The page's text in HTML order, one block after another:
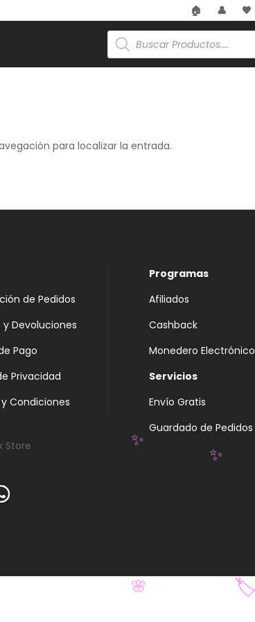
🏠 👤 🖤
Búsqueda
de
productos
para localizar la entrada.
de Pedidos
Devoluciones
Pago
Privacidad
Condiciones
Programas
Afiliados
Cashback
Monedero Electrónico
Servicios
Envío Gratis
Guardado de Pedidos
Store